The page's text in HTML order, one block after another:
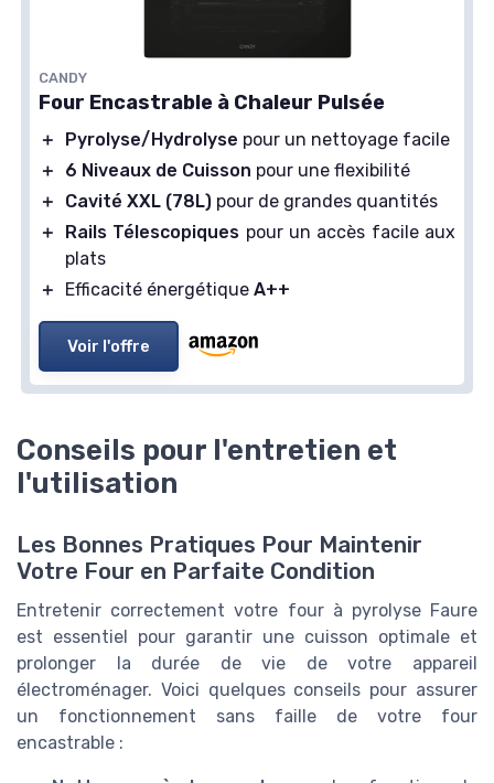
CANDY
Four Encastrable à Chaleur Pulsée
＋ Pyrolyse/Hydrolyse pour un nettoyage facile
＋
6 Niveaux de Cuisson pour une flexibilité
＋
Cavité XXL (78L) pour de grandes quantités
＋
Rails Télescopiques pour un accès facile aux
plats
＋
Efficacité énergétique A++
Voir l'offre
Conseils pour l'entretien et
l'utilisation
Les Bonnes Pratiques Pour Maintenir
Votre Four en Parfaite Condition
Entretenir correctement votre four à pyrolyse Faure
est essentiel pour garantir une cuisson optimale et
prolonger la durée de vie de votre appareil
électroménager. Voici quelques conseils pour assurer
un fonctionnement sans faille de votre four
encastrable :